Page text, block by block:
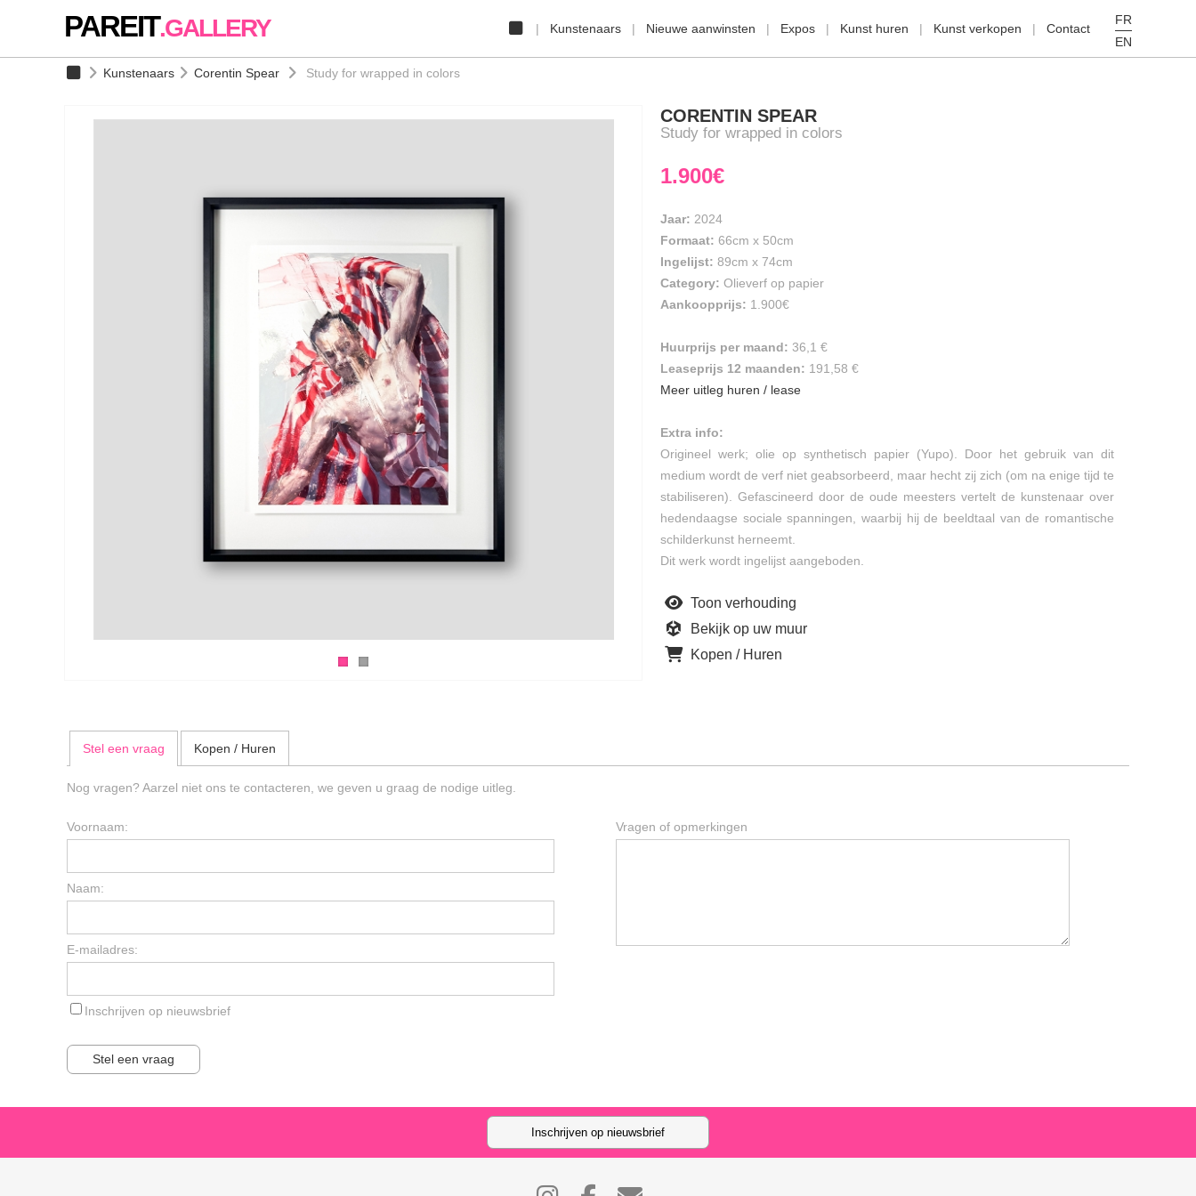
FR
EN
Kunstenaars Nieuwe aanwinsten Expos Kunst huren Kunst verkopen Contact
PAREIT.GALLERY
Kunstenaars Corentin Spear Study for wrapped in colors
CORENTIN SPEAR
Study for wrapped in colors
1.900€
Jaar: 2024
Formaat: 66cm x 50cm
Ingelijst: 89cm x 74cm
Category: Olieverf op papier
Aankoopprijs: 1.900€
Huurprijs per maand: 36,1 €
Leaseprijs 12 maanden: 191,58 €
Meer uitleg huren / lease
Extra info:
Origineel werk; olie op synthetisch papier (Yupo). Door het gebruik van dit
medium wordt de verf niet geabsorbeerd, maar hecht zij zich (om na enige tijd te
stabiliseren). Gefascineerd door de oude meesters vertelt de kunstenaar over
hedendaagse sociale spanningen, waarbij hij de beeldtaal van de romantische
schilderkunst herneemt.
Dit werk wordt ingelijst aangeboden.
Toon verhouding
Bekijk op uw muur
Kopen / Huren
Stel een vraag Kopen / Huren
Nog vragen? Aarzel niet ons te contacteren, we geven u graag de nodige uitleg.
Voornaam:
Naam:
E-mailadres:
Inschrijven op nieuwsbrief
Vragen of opmerkingen
Stel een vraag
Inschrijven op nieuwsbrief